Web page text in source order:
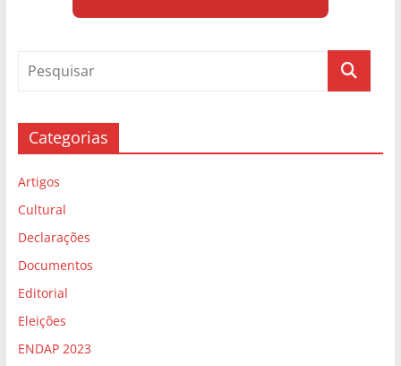
Categorias
Artigos
Cultural
Declarações
Documentos
Editorial
Eleições
ENDAP 2023